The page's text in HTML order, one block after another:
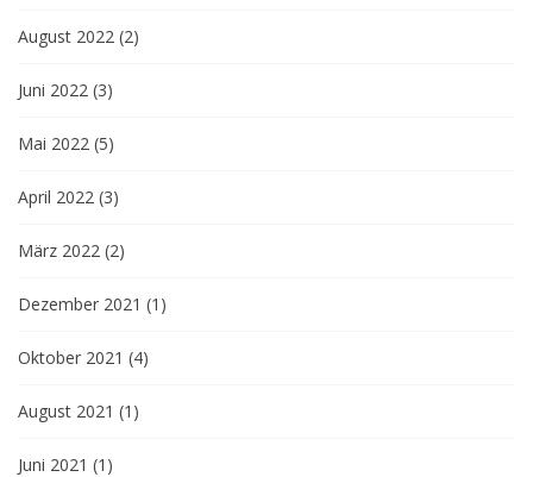
August 2022 (2)
Juni 2022 (3)
Mai 2022 (5)
April 2022 (3)
März 2022 (2)
Dezember 2021 (1)
Oktober 2021 (4)
August 2021 (1)
Juni 2021 (1)